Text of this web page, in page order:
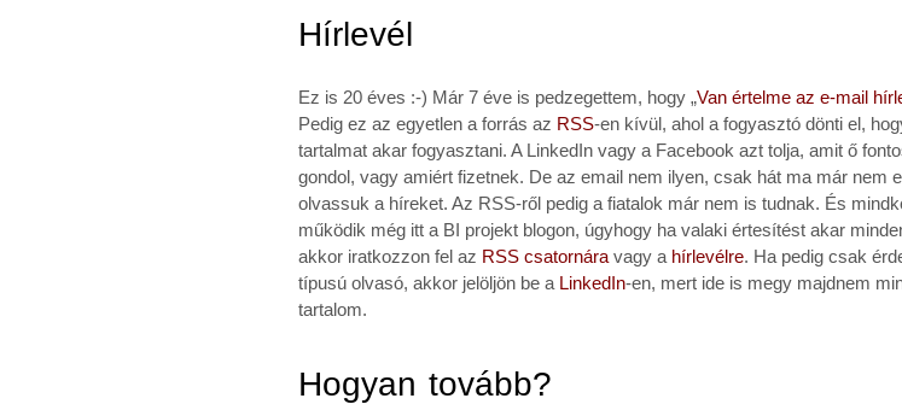
Hírlevél
Ez is 20 éves :-) Már 7 éve is pedzegettem, hogy „Van értelme az e-mail
Pedig ez az egyetlen a forrás az RSS-en kívül, ahol a fogyasztó dönti el,
tartalmat akar fogyasztani. A LinkedIn vagy a Facebook azt tolja, amit ő
gondol, vagy amiért fizetnek. De az email nem ilyen, csak hát ma már nem
olvassuk a híreket. Az RSS-ről pedig a fiatalok már nem is tudnak. És
működik még itt a BI projekt blogon, úgyhogy ha valaki értesítést akar
akkor iratkozzon fel az RSS csatornára vagy a hírlevélre. Ha pedig csak
típusú olvasó, akkor jelöljön be a LinkedIn-en, mert ide is megy majdnem
tartalom.
Hogyan tovább?